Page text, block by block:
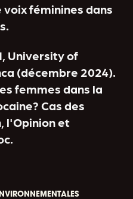
voix féminines dans
University of
(décembre 2024).
femmes dans la
Cas des
l'Opinion et